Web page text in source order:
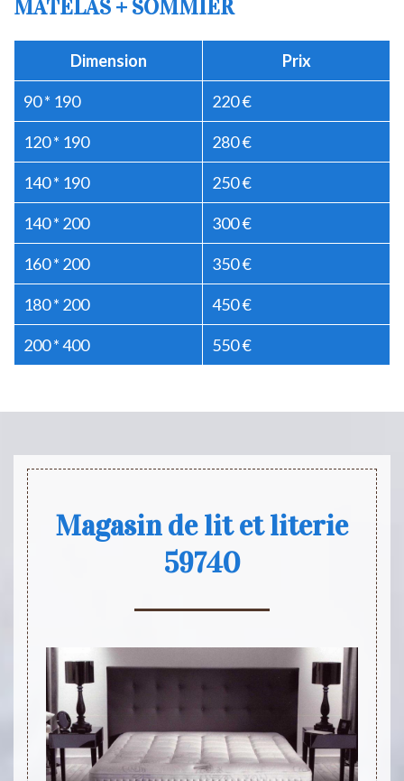
MATELAS + SOMMIER
Dimension Prix
90 * 190 220 €
120 * 190 280 €
140 * 190 250 €
140 * 200 300 €
160 * 200 350 €
180 * 200 450 €
200 * 400 550 €
Magasin de lit et literie
59740